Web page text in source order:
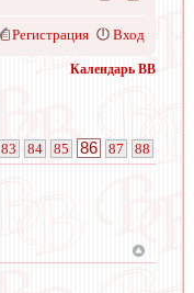
Регистрация Вход
Календарь ВВ
83 84 85 86 87 88